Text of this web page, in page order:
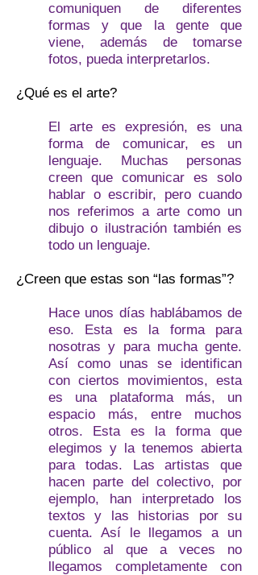
comuniquen de diferentes
formas y que la gente que
viene, además de tomarse
fotos, pueda interpretarlos.
¿Qué es el arte?
El arte es expresión, es una
forma de comunicar, es un
lenguaje. Muchas personas
creen que comunicar es solo
hablar o escribir, pero cuando
nos referimos a arte como un
dibujo o ilustración también es
todo un lenguaje.
¿Creen que estas son “las formas”?
Hace unos días hablábamos de
eso. Esta es la forma para
nosotras y para mucha gente.
Así como unas se identifican
con ciertos movimientos, esta
es una plataforma más, un
espacio más, entre muchos
otros. Esta es la forma que
elegimos y la tenemos abierta
para todas. Las artistas que
hacen parte del colectivo, por
ejemplo, han interpretado los
textos y las historias por su
cuenta. Así le llegamos a un
público al que a veces no
llegamos completamente con